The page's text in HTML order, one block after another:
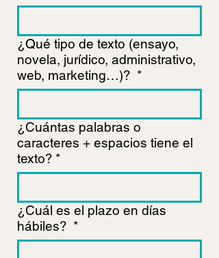
¿Qué tipo de texto (ensayo,
novela, jurídico, administrativo,
web, marketing…)? *
¿Cuántas palabras o
caracteres + espacios tiene el
texto? *
¿Cuál es el plazo en días
hábiles? *